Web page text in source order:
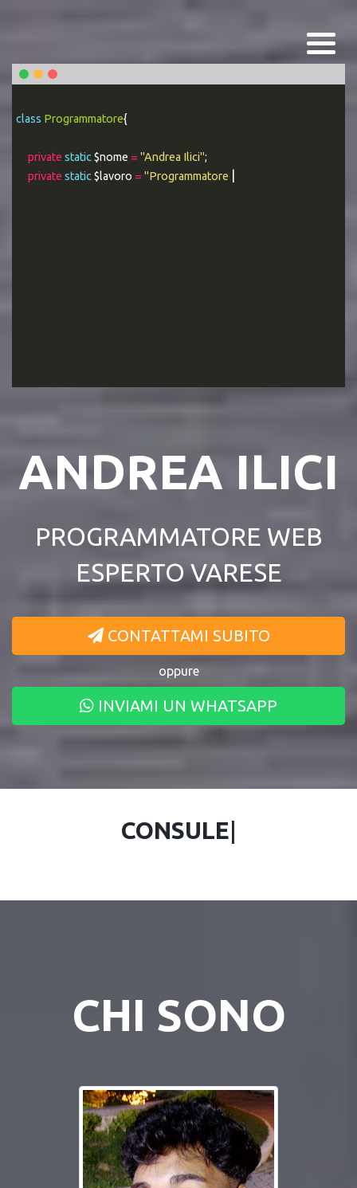
class Programmatore{
private static$nome = "Andrea Ilici";
private static$lavoro = "Programmatore WEB Esperto"
ANDREA ILICI
PROGRAMMATORE WEB
ESPERTO VARESE
CONTATTAMI SUBITO
oppure
INVIAMI UN WHATSAPP
CONS|
CHI SONO